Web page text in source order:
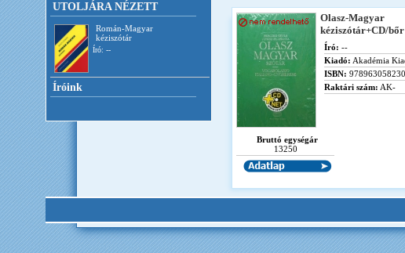
UTOLJÁRA NÉZETT
Román-Magyar
kéziszótár
Író: --
Íróink
Olasz-Magyar
kéziszótár+CD/bőr
Író: --
Kiadó: Akadémia
ISBN:
Raktári szám: AK-
Bruttó egységár
13250